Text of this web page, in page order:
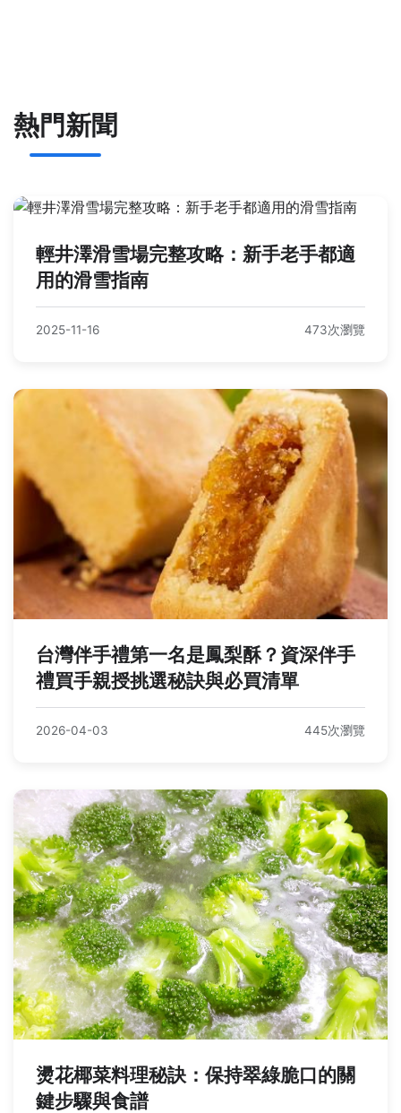
熱門新聞
輕井澤滑雪場完整攻略：新手老手都適
用的滑雪指南
2025-11-16 473次瀏覽
台灣伴手禮第一名是鳳梨酥？資深伴手
禮買手親授挑選秘訣與必買清單
2026-04-03 445次瀏覽
燙花椰菜料理秘訣：保持翠綠脆口的關
鍵步驟與食譜